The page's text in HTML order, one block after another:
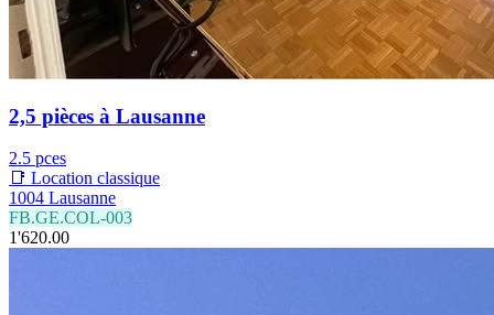
2,5 pièces à Lausanne
2.5 pces
📑 Location classique
1004 Lausanne
FB.GE.COL-003
1'620.00